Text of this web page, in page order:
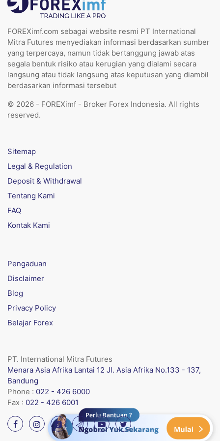
FOREXimf.com sebagai website resmi PT International
Mitra Futures menyediakan informasi berdasarkan sumber
yang terpercaya, namun tidak bertanggung jawab atas
segala bentuk risiko atau kerugian yang dialami secara
langsung atau tidak langsung atas keputusan yang diambil
berdasarkan informasi tersebut
© 2026 - FOREXimf - Broker Forex Indonesia. All rights
reserved.
Sitemap
Legal & Regulation
Deposit & Withdrawal
Tentang Kami
FAQ
Kontak Kami
Pengaduan
Disclaimer
Blog
Privacy Policy
Belajar Forex
PT. International Mitra Futures
Menara Asia Afrika Lantai 12 Jl. Asia Afrika No.133 - 137,
Bandung
Phone : 022 - 426 6000
Fax : 022 - 426 6001